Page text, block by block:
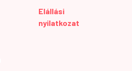
Elállási
nyilatkozat